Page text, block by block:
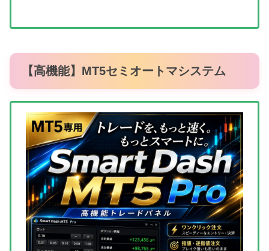
【高機能】MT5セミオートマシステム